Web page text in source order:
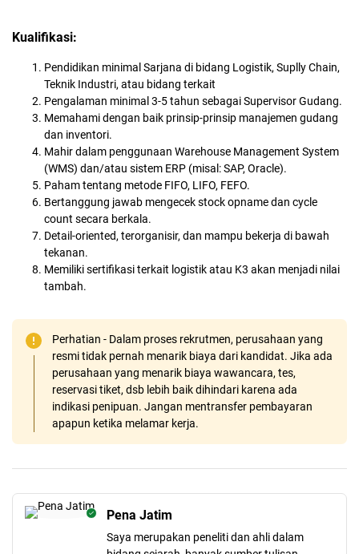
Kualifikasi:
Pendidikan minimal Sarjana di bidang Logistik, Suplly Chain,
Teknik Industri, atau bidang terkait
Pengalaman minimal 3-5 tahun sebagai Supervisor Gudang.
Memahami dengan baik prinsip-prinsip manajemen gudang
dan inventori.
Mahir dalam penggunaan Warehouse Management System
(WMS) dan/atau sistem ERP (misal: SAP, Oracle).
Paham tentang metode FIFO, LIFO, FEFO.
Bertanggung jawab mengecek stock opname dan cycle
count secara berkala.
Detail-oriented, terorganisir, dan mampu bekerja di bawah
tekanan.
Memiliki sertifikasi terkait logistik atau K3 akan menjadi nilai
tambah.
Perhatian - Dalam proses rekrutmen, perusahaan yang
resmi tidak pernah menarik biaya dari kandidat. Jika ada
perusahaan yang menarik biaya wawancara, tes,
reservasi tiket, dsb lebih baik dihindari karena ada
indikasi penipuan. Jangan mentransfer pembayaran
apapun ketika melamar kerja.
Pena Jatim
Saya merupakan peneliti dan ahli dalam